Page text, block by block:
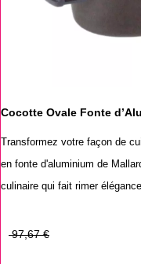
Cocotte Ovale Fonte
Transformez votre façon de
en fonte d'aluminium de
culinaire qui fait rimer
Prix
97,67 €
Prix